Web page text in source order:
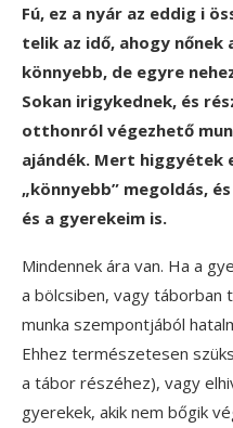
Fú, ez a nyár az eddig i
telik az idő, ahogy nőnek
könnyebb, de egyre
Sokan irigykednek, és
otthonról végezhető
ajándék. Mert higgyétek
„könnyebb” megoldás,
és a gyerekeim is.
Mindennek ára van. Ha a
a bölcsiben, vagy táborban
munka szempontjából
Ehhez természetesen
a tábor részéhez), vagy
gyerekek, akik nem bőgik